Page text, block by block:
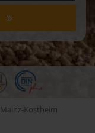
Mainz-Kostheim